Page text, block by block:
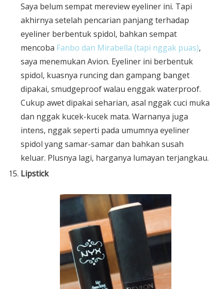
Saya belum sempat mereview eyeliner ini. Tapi
akhirnya setelah pencarian panjang terhadap
eyeliner berbentuk spidol, bahkan sempat
mencoba Fanbo dan Mirabella (tapi nggak puas),
saya menemukan Avion. Eyeliner ini berbentuk
spidol, kuasnya runcing dan gampang banget
dipakai, smudgeproof walau enggak waterproof.
Cukup awet dipakai seharian, asal nggak cuci muka
dan nggak kucek-kucek mata. Warnanya juga
intens, nggak seperti pada umumnya eyeliner
spidol yang samar-samar dan bahkan susah
keluar. Plusnya lagi, harganya lumayan terjangkau.
Lipstick